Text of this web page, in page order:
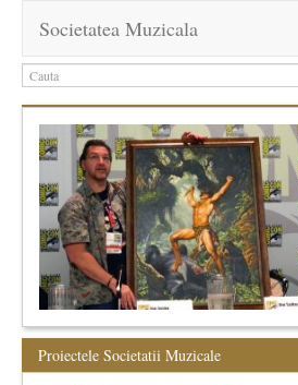
Societatea Muzicala
Proiectele Societatii Muzicale